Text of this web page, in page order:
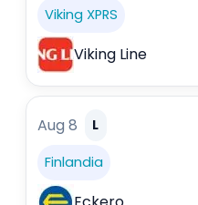
Viking XPRS
Viking Line
Aug 8 L
Finlandia